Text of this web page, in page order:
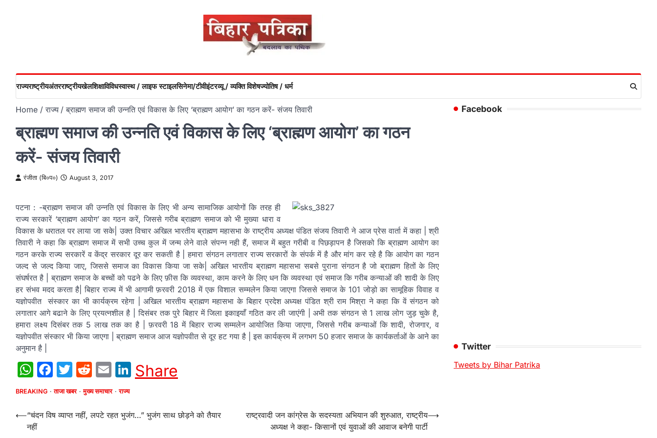
राज्यराष्ट्रीयअंतरराष्ट्रीयखेलशिक्षाविविधस्वास्थ / लाइफ स्टाइलसिनेमा/टीवीइंटरव्यू / व्यक्ति विशेषज्योतिष / धर्म
Home राज्य ब्राह्मण समाज की उन्नति एवं विकास के लिए ‘ब्राह्मण आयोग’ का गठन करें- संजय तिवारी
ब्राह्मण समाज की उन्नति एवं विकास के लिए ‘ब्राह्मण आयोग’ का गठन
करें- संजय तिवारी
रंजीता (बि०प०) August 3, 2017
पटना : -ब्राह्मण समाज की उन्नति एवं विकास के लिए भी अन्य सामाजिक आयोगों कि तरह ही
राज्य सरकारें ‘ब्राह्मण आयोग’ का गठन करें, जिससे गरीब ब्राह्मण समाज को भी मुख्या धारा व
विकास के धरातल पर लाया जा सके| उक्त विचार अखिल भारतीय ब्राह्मण महासभा के राष्ट्रीय अध्यक्ष पंडित संजय तिवारी ने आज प्रेस वार्ता में कहा | श्री
तिवारी ने कहा कि ब्राह्मण समाज में सभी उच्च कुल में जन्म लेने वाले संपन्न नही हैं, समाज में बहुत गरीबी व पिछड़ापन है जिसको कि ब्राह्मण आयोग का
गठन करके राज्य सरकारें व केंद्र सरकार दूर कर सकती है | हमारा संगठन लगातार राज्य सरकारों के संपर्क में है और मांग कर रहे है कि आयोग का गठन
जल्द से जल्द किया जाए, जिससे समाज का विकास किया जा सके| अखिल भारतीय ब्राह्मण महासभा सबसे पुराना संगठन है जो ब्राह्मण हितों के लिए
संघर्षरत है | ब्राह्मण समाज के बच्चों को पढने के लिए फ़ीस कि व्यवस्था, काम करने के लिए धन कि व्यवस्था एवं समाज कि गरीब कन्याओं की शादी के लिए
हर संभव मदद करता है| बिहार राज्य में भी आगामी फ़रवरी 2018 में एक विशाल सम्मलेन किया जाएगा जिससे समाज के 101 जोड़ो का सामूहिक विवाह व
यज्ञोपवीत संस्कार का भी कार्यक्रम रहेगा | अखिल भारतीय ब्राह्मण महासभा के बिहार प्रदेश अध्यक्ष पंडित श्री राम मिश्रा ने कहा कि वें संगठन को
लगातार आगे बढाने के लिए प्रयत्नशील है | दिसंबर तक पुरे बिहार में जिला इकाइयाँ गठित कर ली जाएंगी | अभी तक संगठन से 1 लाख लोग जुड़ चुके है,
हमारा लक्ष्य दिसंबर तक 5 लाख तक का है | फ़रवरी 18 में बिहार राज्य सम्मलेन आयोजित किया जाएगा, जिससे गरीब कन्याओं कि शादी, रोजगार, व
यज्ञोपवीत संस्कार भी किया जाएगा | ब्राह्मण समाज आज यज्ञोपवीत से दूर हट गया है | इस कार्यक्रम में लगभग 50 हजार समाज के कार्यकर्ताओं के आने का
अनुमान है |
WhatsApp
Facebook
Twitter
Reddit
EmailLinkedIn
Share
BREAKING ताजा खबर मुख्य समाचार राज्य
Post
navigation
⟵“चंदन विष व्याप्त नहीं, लपटे रहत भुजंग…” भुजंग साथ छोड़ने को तैयार
नहीं
राष्ट्रवादी जन कांग्रेस के सदस्यता अभियान की शुरुआत, राष्ट्रीय
अध्यक्ष ने कहा- किसानों एवं युवाओं की आवाज बनेगी पार्टी
⟶
Facebook
Twitter
Tweets by Bihar Patrika